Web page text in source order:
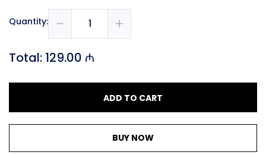
Quantity:
Total: 129.00 ₼
ADD TO CART
BUY NOW